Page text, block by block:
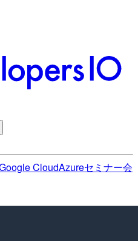
CloudAzureセミナー会